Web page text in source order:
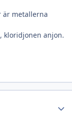
är metallerna
kloridjonen anjon.